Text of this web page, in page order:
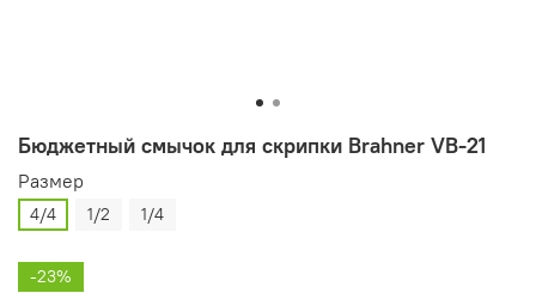
Бюджетный смычок для скрипки Brahner VB-21
Размер
4/4 1/2 1/4
-23%